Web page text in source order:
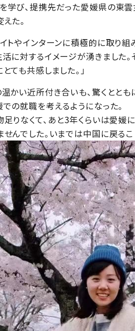
学び、提携先だった愛媛県の東
た。
トやインターンに積極的に取り
活に対するイメージが湧きました
ても共感しました。」
かい近所付き合いも、驚くととも
の就職を考えるようになった。
りなくて、あと3年くらいは愛媛
んでした。いまでは中国に戻るこ